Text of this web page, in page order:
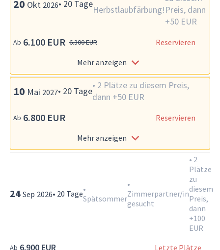
20 Okt 2026• 20 Tage
Herbstlaubfärbung!Preis, dann
+50 EUR
Ab 6.100 EUR 6.300 EUR Reservieren
Mehr anzeigen
10 Mai 2027• 20 Tage
• 2 Plätze zu diesem Preis,
dann +50 EUR
Ab 6.800 EUR Reservieren
Mehr anzeigen
24 Sep 2026• 20 Tage•
Spätsommer
•
Zimmerpartner/in
gesucht
• 2
Plätze
zu
diesem
Preis,
dann
+100
EUR
Ab 6.900 EUR Letzte Plätze